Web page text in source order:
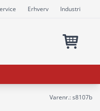
Erhverv Industri
Varenr.: s8107b